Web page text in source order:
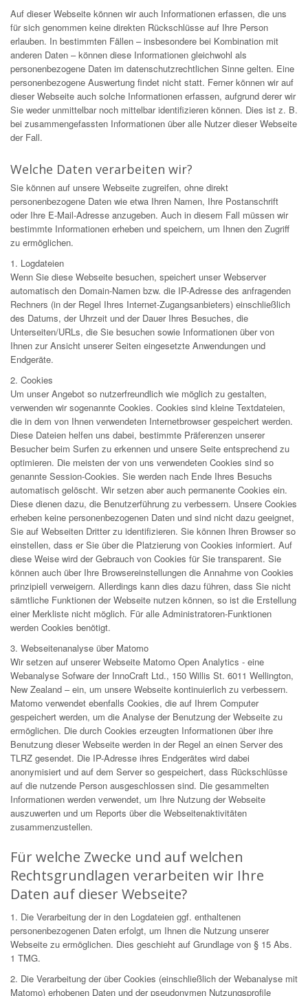
Auf dieser Webseite können wir auch Informationen erfassen, die uns
für sich genommen keine direkten Rückschlüsse auf Ihre Person
erlauben. In bestimmten Fällen – insbesondere bei Kombination mit
anderen Daten – können diese Informationen gleichwohl als
personenbezogene Daten im datenschutzrechtlichen Sinne gelten. Eine
personenbezogene Auswertung findet nicht statt. Ferner können wir auf
dieser Webseite auch solche Informationen erfassen, aufgrund derer wir
Sie weder unmittelbar noch mittelbar identifizieren können. Dies ist z. B.
bei zusammengefassten Informationen über alle Nutzer dieser Webseite
der Fall.
Welche Daten verarbeiten wir?
Sie können auf unsere Webseite zugreifen, ohne direkt
personenbezogene Daten wie etwa Ihren Namen, Ihre Postanschrift
oder Ihre E-Mail-Adresse anzugeben. Auch in diesem Fall müssen wir
bestimmte Informationen erheben und speichern, um Ihnen den Zugriff
zu ermöglichen.
1. Logdateien
Wenn Sie diese Webseite besuchen, speichert unser Webserver
automatisch den Domain-Namen bzw. die IP-Adresse des anfragenden
Rechners (in der Regel Ihres Internet-Zugangsanbieters) einschließlich
des Datums, der Uhrzeit und der Dauer Ihres Besuches, die
Unterseiten/URLs, die Sie besuchen sowie Informationen über von
Ihnen zur Ansicht unserer Seiten eingesetzte Anwendungen und
Endgeräte.
2. Cookies
Um unser Angebot so nutzerfreundlich wie möglich zu gestalten,
verwenden wir sogenannte Cookies. Cookies sind kleine Textdateien,
die in dem von Ihnen verwendeten Internetbrowser gespeichert werden.
Diese Dateien helfen uns dabei, bestimmte Präferenzen unserer
Besucher beim Surfen zu erkennen und unsere Seite entsprechend zu
optimieren. Die meisten der von uns verwendeten Cookies sind so
genannte Session-Cookies. Sie werden nach Ende Ihres Besuchs
automatisch gelöscht. Wir setzen aber auch permanente Cookies ein.
Diese dienen dazu, die Benutzerführung zu verbessern. Unsere Cookies
erheben keine personenbezogenen Daten und sind nicht dazu geeignet,
Sie auf Webseiten Dritter zu identifizieren. Sie können Ihren Browser so
einstellen, dass er Sie über die Platzierung von Cookies informiert. Auf
diese Weise wird der Gebrauch von Cookies für Sie transparent. Sie
können auch über Ihre Browsereinstellungen die Annahme von Cookies
prinzipiell verweigern. Allerdings kann dies dazu führen, dass Sie nicht
sämtliche Funktionen der Webseite nutzen können, so ist die Erstellung
einer Merkliste nicht möglich. Für alle Administratoren-Funktionen
werden Cookies benötigt.
3. Webseitenanalyse über Matomo
Wir setzen auf unserer Webseite Matomo Open Analytics - eine
Webanalyse Sofware der InnoCraft Ltd., 150 Willis St. 6011 Wellington,
New Zealand – ein, um unsere Webseite kontinuierlich zu verbessern.
Matomo verwendet ebenfalls Cookies, die auf Ihrem Computer
gespeichert werden, um die Analyse der Benutzung der Webseite zu
ermöglichen. Die durch Cookies erzeugten Informationen über ihre
Benutzung dieser Webseite werden in der Regel an einen Server des
TLRZ gesendet. Die IP-Adresse ihres Endgerätes wird dabei
anonymisiert und auf dem Server so gespeichert, dass Rückschlüsse
auf die nutzende Person ausgeschlossen sind. Die gesammelten
Informationen werden verwendet, um Ihre Nutzung der Webseite
auszuwerten und um Reports über die Webseitenaktivitäten
zusammenzustellen.
Für welche Zwecke und auf welchen
Rechtsgrundlagen verarbeiten wir Ihre
Daten auf dieser Webseite?
1. Die Verarbeitung der in den Logdateien ggf. enthaltenen
personenbezogenen Daten erfolgt, um Ihnen die Nutzung unserer
Webseite zu ermöglichen. Dies geschieht auf Grundlage von § 15 Abs.
1 TMG.
2. Die Verarbeitung der über Cookies (einschließlich der Webanalyse mit
Matomo) erhobenen Daten und der pseudonymen Nutzungsprofile